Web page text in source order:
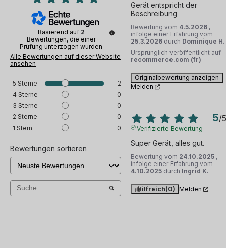
Basierend auf 2
Bewertungen, die einer
Prüfung unterzogen wurden
Alle Bewertungen auf dieser Website
ansehen
5 Sterne
2
4 Sterne
0
3 Sterne
0
2 Sterne
0
1 Stern 0
Bewertungen sortieren
Gerät entspricht der
Beschreibung
Bewertung vom 4.5.2026 ,
infolge einer Erfahrung vom
25.3.2026 durch Dominique H.
Ursprünglich veröffentlicht auf
recommerce.com (fr)
Originalbewertung anzeigen
Melden
5/5
Verifizierte Bewertung
Super Gerät, alles gut.
Bewertung vom 24.10.2025 ,
infolge einer Erfahrung vom
4.10.2025 durch Ingrid K.
Hilfreich(0) Melden